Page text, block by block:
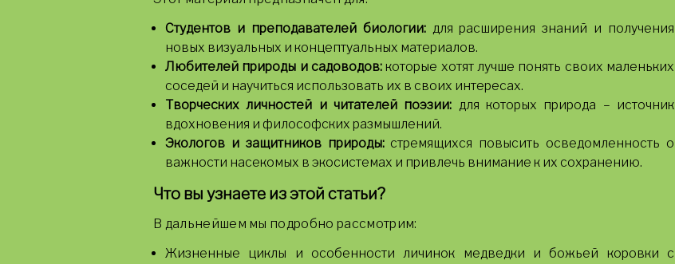
Студентов и преподавателей биологии:для расширения знаний и получения
новых визуальных и концептуальных материалов.
Любителей природы и садоводов: которые хотят лучше понять своих маленьких
соседей и научиться использовать их в своих интересах.
Творческих личностей и читателей поэзии: для которых природа – источник
вдохновения и философских размышлений.
Экологов и защитников природы:стремящихся повысить осведомленность о
важности насекомых в экосистемах и привлечь внимание к их сохранению.
Что вы узнаете из этой статьи?
В дальнейшем мы подробно рассмотрим:
Жизненные циклы и особенности личинок медведки и божьей коровки с